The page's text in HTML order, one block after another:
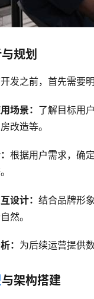
规划
发之前，首先需要
场景： 了解目标用
改造等。
根据用户需求，确
设计： 结合品牌形
然。
： 为后续运营提供
与架构搭建